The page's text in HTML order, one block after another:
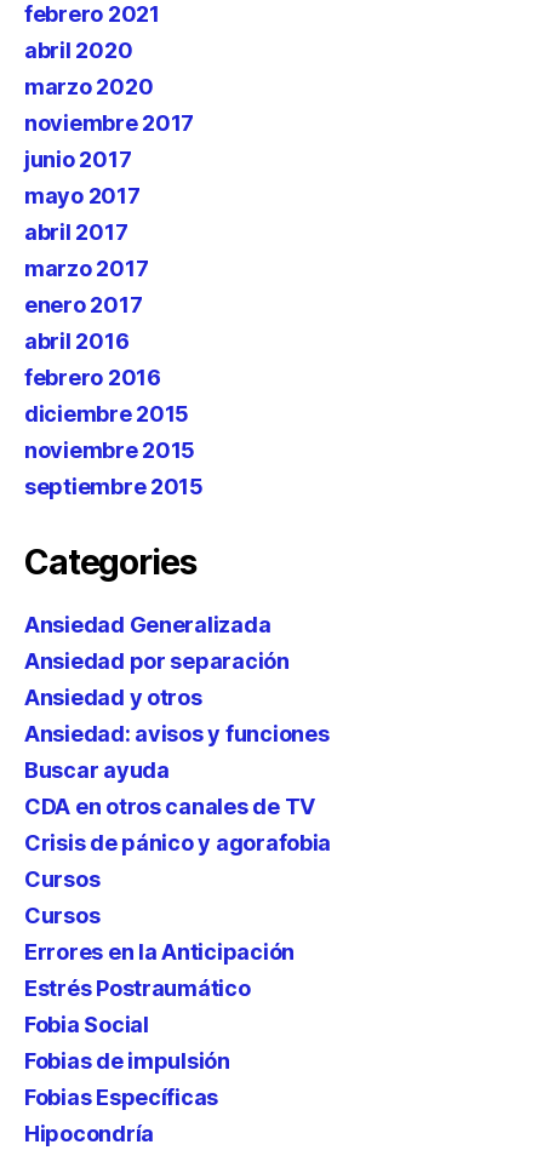
febrero 2021
abril 2020
marzo 2020
noviembre 2017
junio 2017
mayo 2017
abril 2017
marzo 2017
enero 2017
abril 2016
febrero 2016
diciembre 2015
noviembre 2015
septiembre 2015
Categories
Ansiedad Generalizada
Ansiedad por separación
Ansiedad y otros
Ansiedad: avisos y funciones
Buscar ayuda
CDA en otros canales de TV
Crisis de pánico y agorafobia
Cursos
Cursos
Errores en la Anticipación
Estrés Postraumático
Fobia Social
Fobias de impulsión
Fobias Específicas
Hipocondría